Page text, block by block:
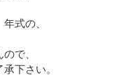
式の、
で、
下さい。